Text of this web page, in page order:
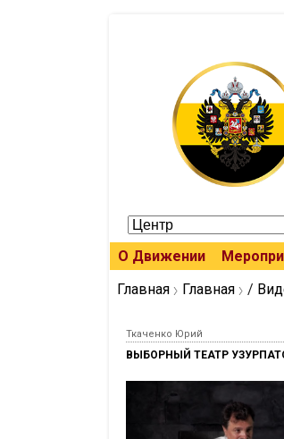
О Движении
Главная
Главная /
Ткаченко Юрий
ВЫБОРНЫЙ ТЕАТР